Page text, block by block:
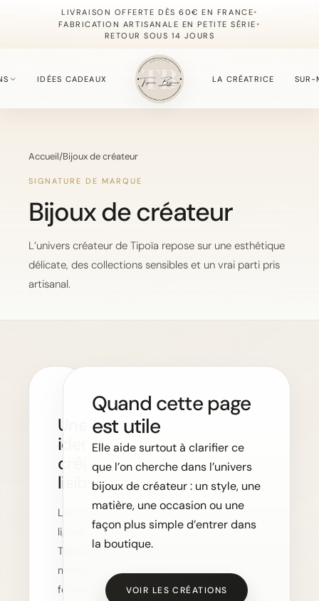
LIVRAISON OFFERTE DÈS 60€ EN FRANCE•
FABRICATION ARTISANALE EN PETITE SÉRIE•
RETOUR SOUS 14 JOURS
IDÉES CADEAUX LA CRÉATRICE SUR-
Accueil/Bijoux de créateur
SIGNATURE DE MARQUE
Bijoux de créateur
L’univers créateur de Tipoïa repose sur une esthétique
délicate, des collections sensibles et un vrai parti pris
artisanal.
Une
identité
créative
lisible
Les
lignes
Tipoïa
mélangent
formes
Quand cette page
est utile
Elle aide surtout à clarifier ce
que l’on cherche dans l’univers
bijoux de créateur : un style, une
matière, une occasion ou une
façon plus simple d’entrer dans
la boutique.
VOIR LES CRÉATIONS